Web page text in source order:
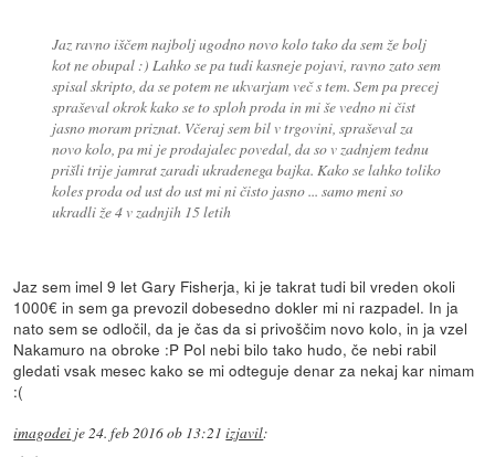
Jaz ravno iščem najbolj ugodno novo kolo tako da sem že bolj
kot ne obupal :) Lahko se pa tudi kasneje pojavi, ravno zato sem
spisal skripto, da se potem ne ukvarjam več s tem. Sem pa precej
spraševal okrok kako se to sploh proda in mi še vedno ni čist
jasno moram priznat. Včeraj sem bil v trgovini, spraševal za
novo kolo, pa mi je prodajalec povedal, da so v zadnjem tednu
prišli trije jamrat zaradi ukradenega bajka. Kako se lahko toliko
koles proda od ust do ust mi ni čisto jasno ... samo meni so
ukradli že 4 v zadnjih 15 letih
Jaz sem imel 9 let Gary Fisherja, ki je takrat tudi bil vreden okoli
1000€ in sem ga prevozil dobesedno dokler mi ni razpadel. In ja
nato sem se odločil, da je čas da si privoščim novo kolo, in ja vzel
Nakamuro na obroke :P Pol nebi bilo tako hudo, če nebi rabil
gledati vsak mesec kako se mi odteguje denar za nekaj kar nimam
:(
imagodei je24. feb 2016 ob 13:21 izjavil: